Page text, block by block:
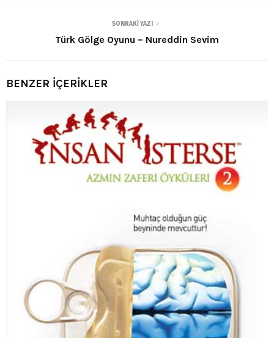
SONRAKI YAZI
Türk Gölge Oyunu – Nureddin Sevim
BENZER İÇERİKLER